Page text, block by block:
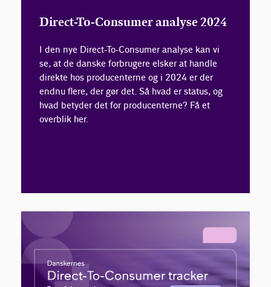
Direct-To-Consumer analyse 2024
I den nye Direct-To-Consumer analyse kan vi
se, at de danske forbrugere elsker at handle
direkte hos producenterne og i 2024 er der
endnu flere, der gør det. Så hvad er status, og
hvad betyder det for producenterne? Få et
overblik her.